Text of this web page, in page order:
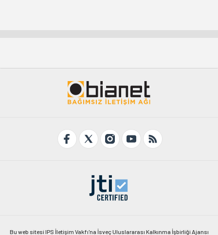
Bu web sitesi IPS İletişim Vakfı'na İsveç Uluslararası Kalkınma İşbirliği Ajansı